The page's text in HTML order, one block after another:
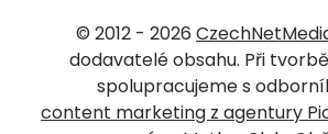
© 2012 - 2026
dodavatelé obsahu. Při
spolupracujeme s
content marketing z agentury